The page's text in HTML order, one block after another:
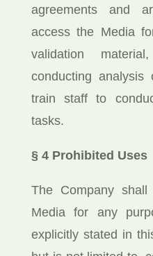
agreements and
access the Media
validation
conducting
train staff to
tasks.
§ 4 Prohibited Uses
The Company
Media for any
explicitly stated in